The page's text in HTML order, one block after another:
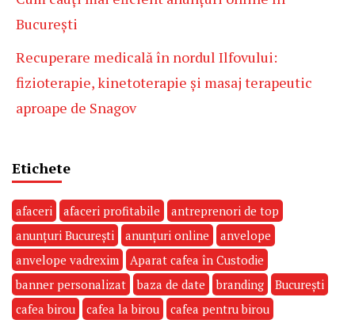
București
Recuperare medicală în nordul Ilfovului:
fizioterapie, kinetoterapie și masaj terapeutic
aproape de Snagov
Etichete
afaceri afaceri profitabile
antreprenori de top
anunțuri București
anunțuri online
anvelope
anvelope vadrexim
Aparat cafea în Custodie
banner personalizat
baza de date branding
București
cafea birou
cafea la birou
cafea pentru birou